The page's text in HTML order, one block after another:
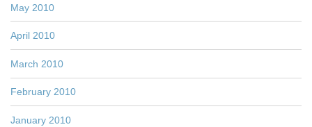
May 2010
April 2010
March 2010
February 2010
January 2010